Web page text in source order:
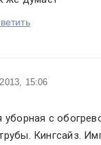
15:06
уборная с
Кингсайз.